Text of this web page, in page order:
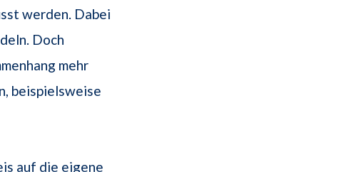
werden. Dabei
Doch
mehr
beispielsweise
auf die eigene